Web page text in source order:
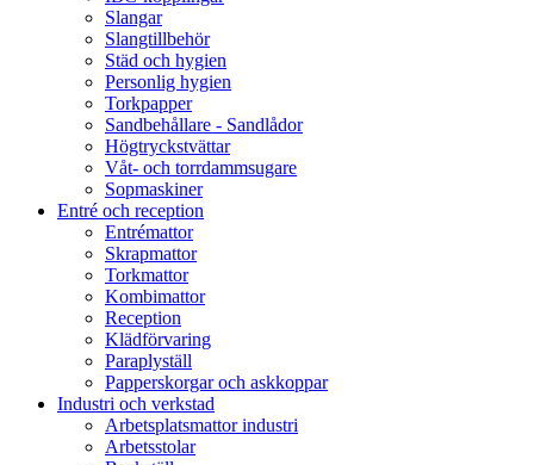
Slangar
Slangtillbehör
Städ och hygien
Personlig hygien
Torkpapper
Sandbehållare - Sandlådor
Högtryckstvättar
Våt- och torrdammsugare
Sopmaskiner
Entré och reception
Entrémattor
Skrapmattor
Torkmattor
Kombimattor
Reception
Klädförvaring
Paraplyställ
Papperskorgar och askkoppar
Industri och verkstad
Arbetsplatsmattor industri
Arbetsstolar